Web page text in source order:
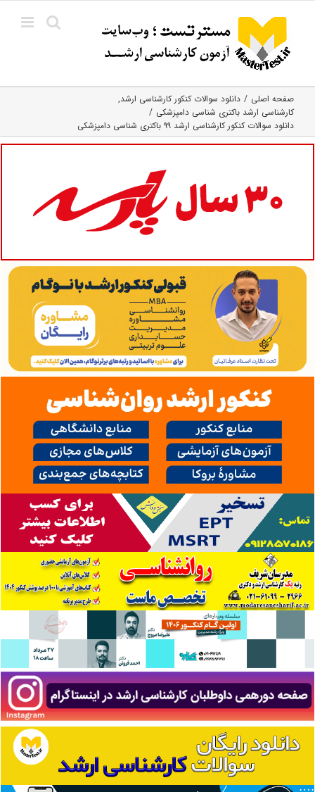
content
صفحه اصلی
دانلود سوالات کنکور کارشناسی ارشد
کارشناسی ارشد باکتری‌ شناسی دامپزشکی
دانلود سوالات کنکور کارشناسی ارشد ۹۹ باکتری‌ شناسی دامپزشکی